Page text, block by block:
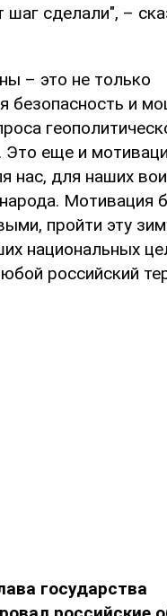
шаг сделали", –
– это не только
безопасность и
Это еще и
нас, для наших
Мотивация
пройти эту
национальных
российский
государства